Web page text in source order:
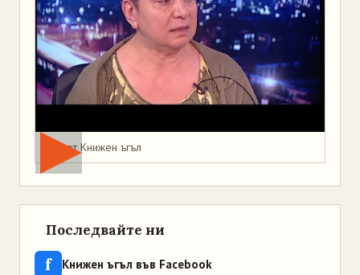
Мая от Книжен ъгъл
Последвайте ни
f Книжен ъгъл във Facebook